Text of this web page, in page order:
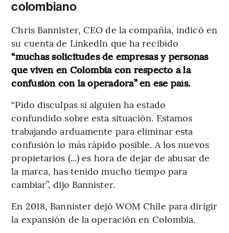
colombiano
Chris Bannister, CEO de la compañía, indicó en
su cuenta de LinkedIn que ha recibido
“muchas solicitudes de empresas y personas
que viven en Colombia con respecto a la
confusión con la operadora” en ese país.
“Pido disculpas si alguien ha estado
confundido sobre esta situación. Estamos
trabajando arduamente para eliminar esta
confusión lo más rápido posible. A los nuevos
propietarios (...) es hora de dejar de abusar de
la marca, has tenido mucho tiempo para
cambiar”, dijo Bannister.
En 2018, Bannister dejó WOM Chile para dirigir
la expansión de la operación en Colombia.